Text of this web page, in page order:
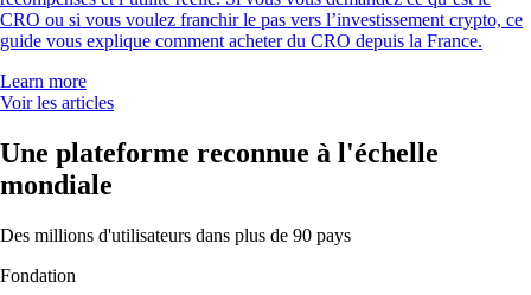
CRO ou si vous voulez franchir le pas vers l’investissement crypto, ce
guide vous explique comment acheter du CRO depuis la France.
Learn more
Voir les articles
Une plateforme reconnue à l'échelle
mondiale
Des millions d'utilisateurs dans plus de 90 pays
Fondation